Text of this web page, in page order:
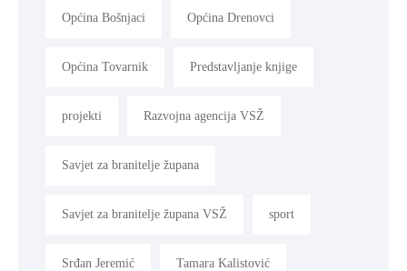
Općina Bošnjaci Općina Drenovci
Općina Tovarnik Predstavljanje knjige
projekti Razvojna agencija VSŽ
Savjet za branitelje župana
Savjet za branitelje župana VSŽ sport
Srđan Jeremić Tamara Kalistović